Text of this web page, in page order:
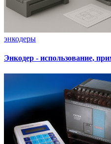
энкодеры
Энкодер - использование,